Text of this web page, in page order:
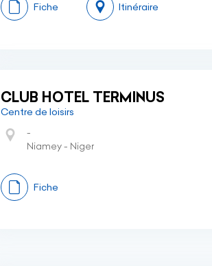
Fiche Itinéraire
CLUB HOTEL TERMINUS
Centre de loisirs
-
Niamey - Niger
Fiche